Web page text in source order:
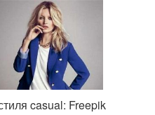
casual: Freepik